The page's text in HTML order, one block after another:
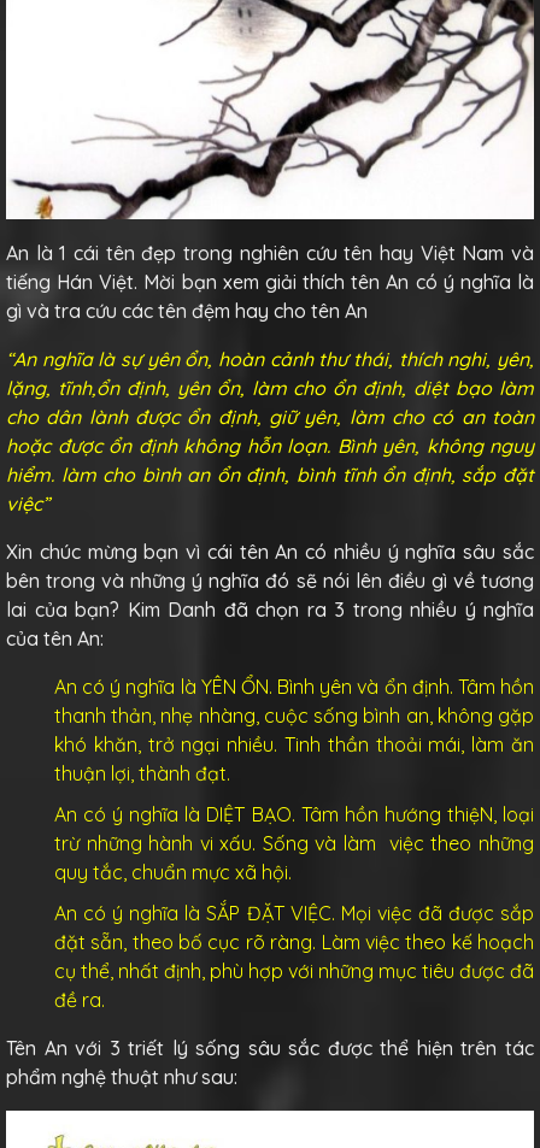
An là 1 cái tên đẹp trong nghiên cứu tên hay Việt Nam và
tiếng Hán Việt. Mời bạn xem giải thích tên An có ý nghĩa là
gì và tra cứu các tên đệm hay cho tên An
“An nghĩa là sự yên ổn, hoàn cảnh thư thái, thích nghi, yên,
lặng, tĩnh,ổn định, yên ổn, làm cho ổn định, diệt bạo làm
cho dân lành được ổn định, giữ yên, làm cho có an toàn
hoặc được ổn định không hỗn loạn. Bình yên, không nguy
hiểm. làm cho bình an ổn định, bình tĩnh ổn định, sắp đặt
việc”
Xin chúc mừng bạn vì cái tên An có nhiều ý nghĩa sâu sắc
bên trong và những ý nghĩa đó sẽ nói lên điều gì về tương
lai của bạn? Kim Danh đã chọn ra 3 trong nhiều ý nghĩa
của tên An:
An có ý nghĩa là YÊN ỔN. Bình yên và ổn định. Tâm hồn
thanh thản, nhẹ nhàng, cuộc sống bình an, không gặp
khó khăn, trở ngại nhiều. Tinh thần thoải mái, làm ăn
thuận lợi, thành đạt.
An có ý nghĩa là DIỆT BẠO. Tâm hồn hướng thiệN, loại
trừ những hành vi xấu. Sống và làm việc theo những
quy tắc, chuẩn mực xã hội.
An có ý nghĩa là SẮP ĐẶT VIỆC. Mọi việc đã được sắp
đặt sẵn, theo bố cục rõ ràng. Làm việc theo kế hoạch
cụ thể, nhất định, phù hợp với những mục tiêu được đã
đề ra.
Tên An với 3 triết lý sống sâu sắc được thể hiện trên tác
phẩm nghệ thuật như sau: